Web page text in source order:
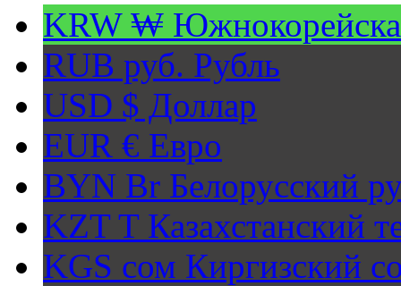
KRW ₩
RUB руб. Рубль
USD $ Доллар
EUR € Евро
BYN Br Белорусский
KZT TКазахстанский
KGS сом Киргизский